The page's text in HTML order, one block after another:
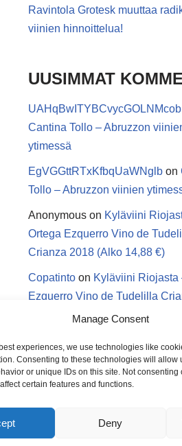
Manage Consent
experiences, we use technologies like
Consenting to these technologies will allow
or unique IDs on this site. Not
certain features and functions.
Deny
Ravintola Grotesk muuttaa
viinien hinnoittelua!
UUSIMMAT
UAHqBwITYBCvycGOLNMcob
Cantina Tollo – Abruzzon
ytimessä
EgVGGttRTxKfbqUaWNglb on
Tollo – Abruzzon viinien
Anonymous on Kyläviini
Ortega Ezquerro Vino de
Crianza 2018 (Alko 14,88 €)
Copatinto on Kyläviini Riojasta
Ezquerro Vino de Tudelilla
(Alko 14,88 €)
Riojasta – Ortega Ezquerro
Tudelilla Crianza 2018 (Alko